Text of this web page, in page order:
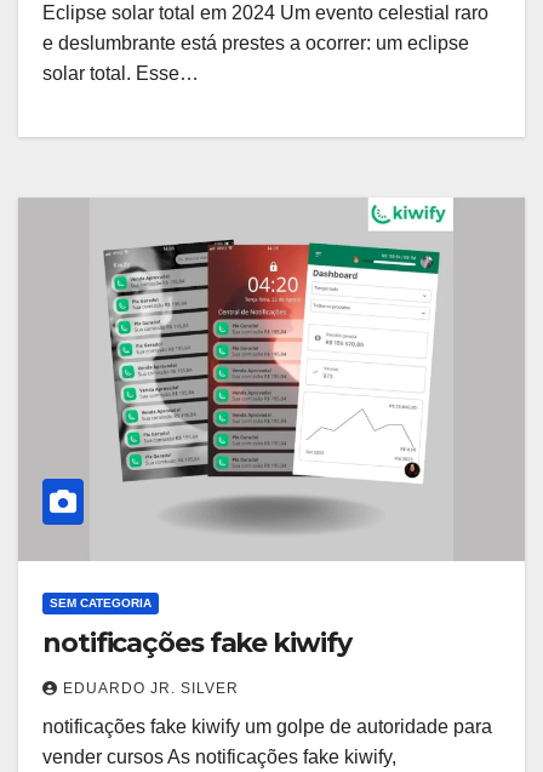
Eclipse solar total em 2024 Um evento celestial raro
e deslumbrante está prestes a ocorrer: um eclipse
solar total. Esse…
SEM CATEGORIA
notificações fake kiwify
EDUARDO JR. SILVER
notificações fake kiwify um golpe de autoridade para
vender cursos As notificações fake kiwify,